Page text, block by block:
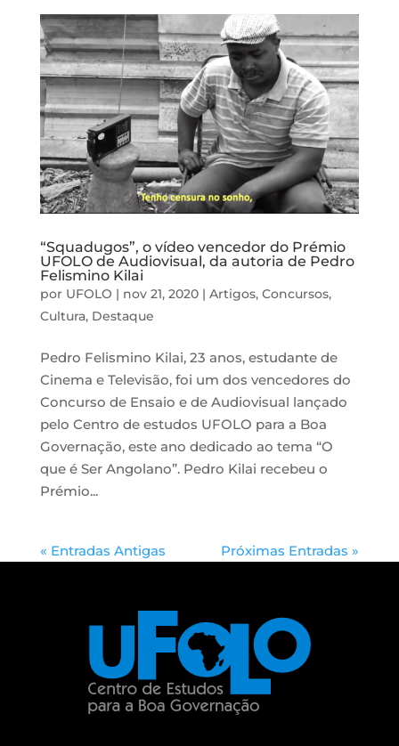
“Squadugos”, o vídeo vencedor do Prémio
UFOLO de Audiovisual, da autoria de Pedro
Felismino Kilai
por UFOLO | nov 21, 2020| Artigos, Concursos,
Cultura, Destaque
Pedro Felismino Kilai, 23 anos, estudante de
Cinema e Televisão, foi um dos vencedores do
Concurso de Ensaio e de Audiovisual lançado
pelo Centro de estudos UFOLO para a Boa
Governação, este ano dedicado ao tema “O
que é Ser Angolano”. Pedro Kilai recebeu o
Prémio...
« Entradas Antigas Próximas Entradas »